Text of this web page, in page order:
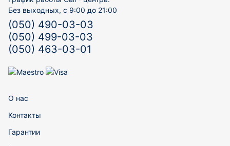
Без выходных, с 9:00 до 21:00
(050) 490-03-03
(050) 499-03-03
(050) 463-03-01
О нас
Контакты
Гарантии